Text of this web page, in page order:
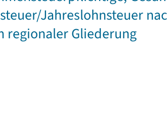
Jahreslohnsteuer
regionaler Gliederung